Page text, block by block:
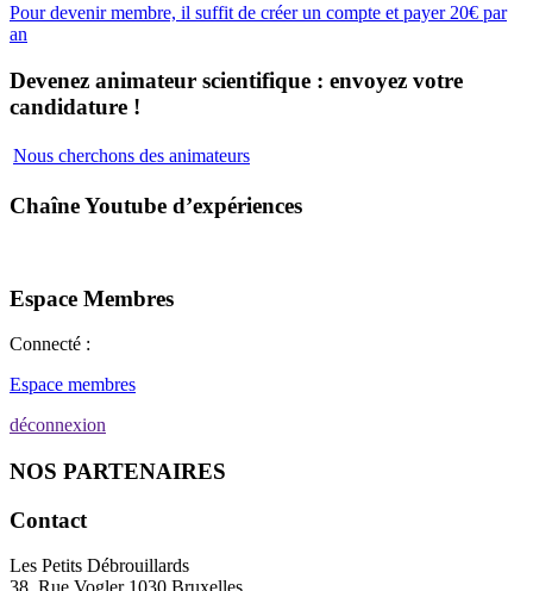
Pour devenir membre, il suffit de créer un compte et payer 20€ par
an
Devenez animateur scientifique : envoyez votre
candidature !
Nous cherchons des animateurs
Chaîne Youtube d’expériences
Espace Membres
Connecté :
Espace membres
déconnexion
NOS PARTENAIRES
Contact
Les Petits Débrouillards